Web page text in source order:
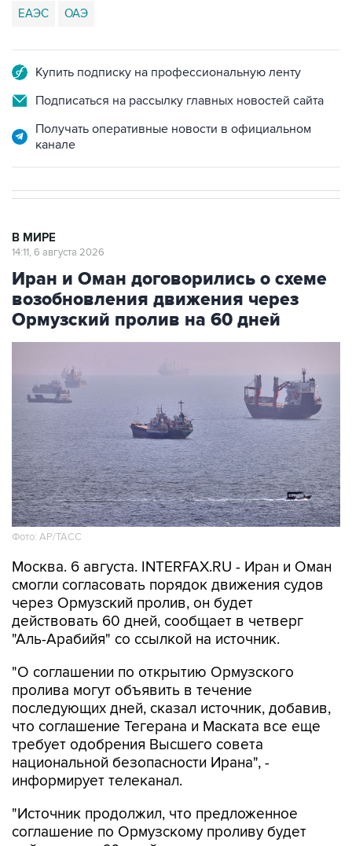
Подписаться на рассылку главных новостей сайта
Получать оперативные новости в официальном
Иран и Оман договорились о схеме
возобновления движения через
Ормузский пролив на 60 дней
Фото: AP/ТАСС
Москва. 6 августа. INTERFAX.RU - Иран и Оман
через Ормузский пролив, он будет
действовать 60 дней, сообщает в четверг
"Аль-Арабийя" со ссылкой на источник.
"О соглашении по открытию Ормузского
последующих дней, сказал источник, добавив,
что соглашение Тегерана и Маската все еще
требует одобрения Высшего совета
национальной безопасности Ирана", -
информирует телеканал.
"Источник продолжил, что предложенное
действовать 60 дней, оно нацелено на
восстановление судоходства. Собеседник